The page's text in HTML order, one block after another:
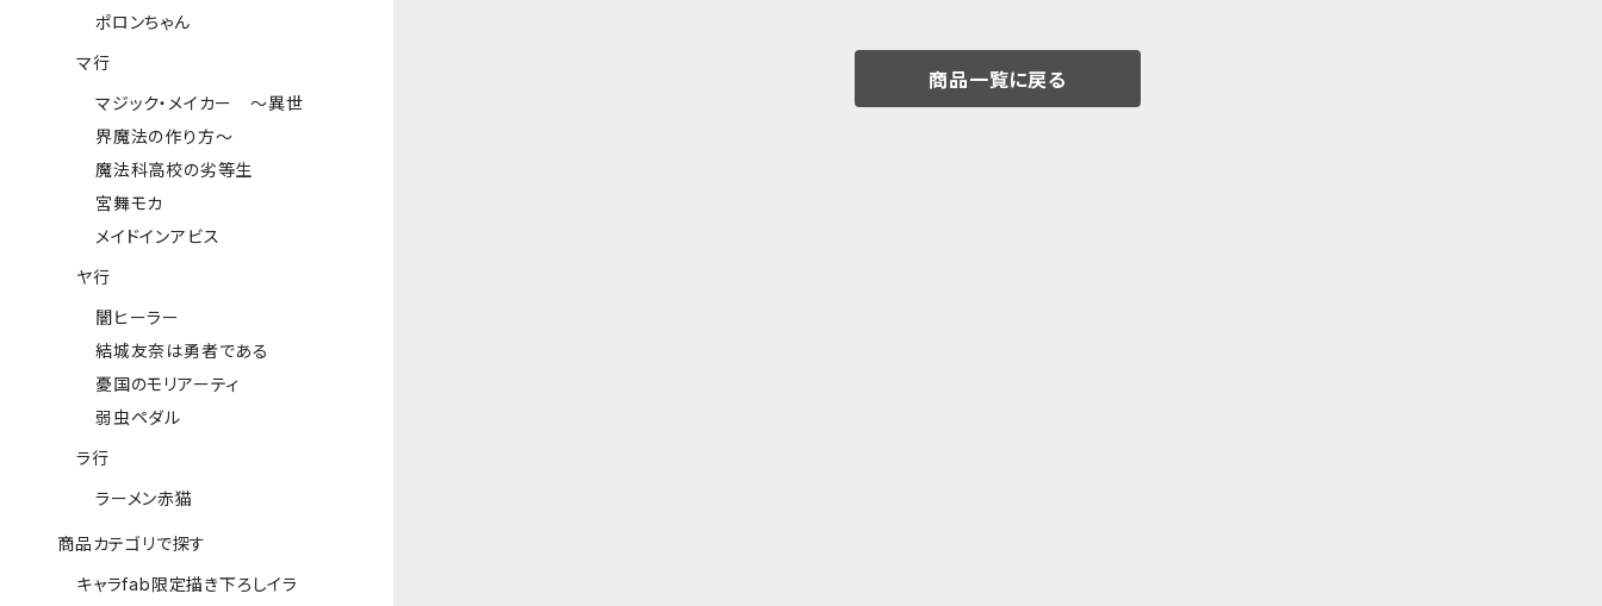
商品一覧に戻る
ポロンちゃん
マ行
マジック・メイカー ～異世
界魔法の作り方～
魔法科高校の劣等生
宮舞モカ
メイドインアビス
ヤ行
闇ヒーラー
結城友奈は勇者である
憂国のモリアーティ
弱虫ペダル
ラ行
ラーメン赤猫
商品カテゴリで探す
キャラfab限定描き下ろしイラ